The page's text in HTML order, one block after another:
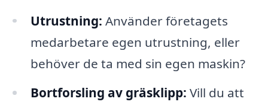
Utrustning: Använder företagets
medarbetare egen utrustning, eller
behöver de ta med sin egen maskin?
Bortforsling av gräsklipp: Vill du att